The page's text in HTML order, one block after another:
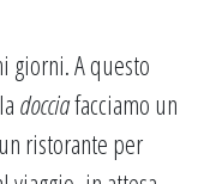
giorni. A questo
docciafacciamo un
ristorante per